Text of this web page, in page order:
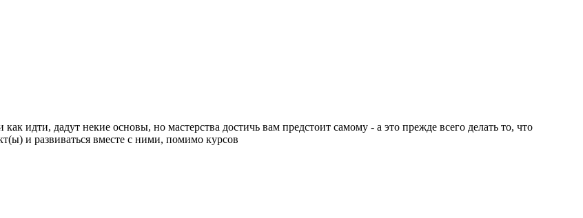
идти, дадут некие основы, но мастерства достичь вам предстоит самому - а это прежде всего делать то, что
и развиваться вместе с ними, помимо курсов